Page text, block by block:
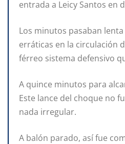
entrada a Leicy Santos en
Los minutos pasaban
erráticas en la circulación
férreo sistema defensivo
A quince minutos para
Este lance del choque no
nada irregular.
A balón parado, así fue